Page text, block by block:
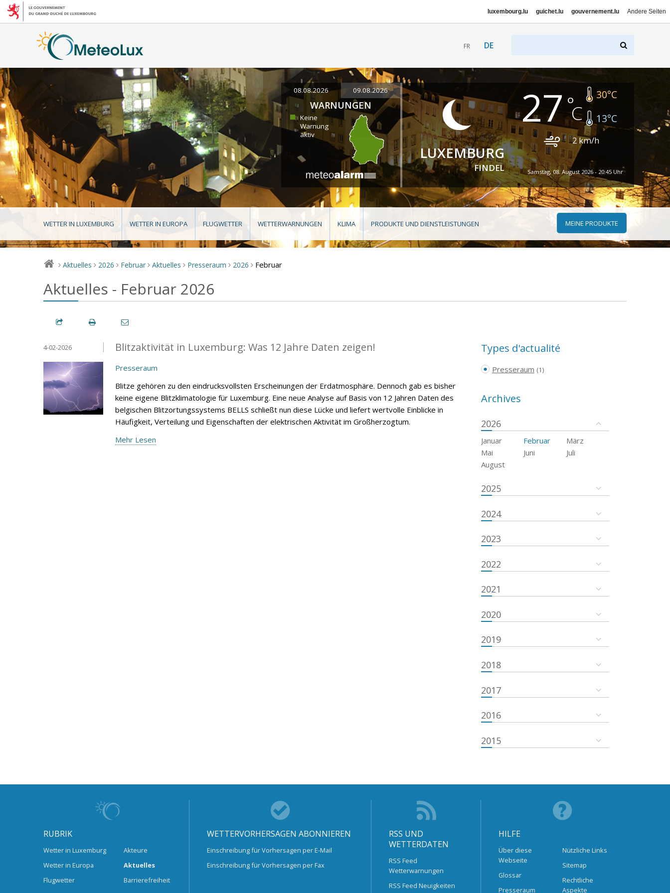
luxembourg.lu guichet.lu gouvernement.lu Andere Seiten
FR DE
08.08.2026 09.08.2026
WARNUNGEN
Keine
Warnung
aktiv
LUXEMBURG
FINDEL
27 30°C
13°C
2 km/h
Samstag, 08. August 2026 - 20:45 Uhr
WETTER IN LUXEMBURG WETTER IN EUROPA FLUGWETTER WETTERWARNUNGEN KLIMA PRODUKTE UND DIENSTLEISTUNGEN MEINE PRODUKTE
> Aktuelles > 2026 > Februar > Aktuelles > Presseraum > 2026 > Februar
Aktuelles - Februar 2026
Blitzaktivität in Luxemburg: Was 12 Jahre Daten zeigen!
4-02-2026
Presseraum
Blitze gehören zu den eindrucksvollsten Erscheinungen der Erdatmosphäre. Dennoch gab es bisher
keine eigene Blitzklimatologie für Luxemburg. Eine neue Analyse auf Basis von 12 Jahren Daten des
belgischen Blitzortungssystems BELLS schließt nun diese Lücke und liefert wertvolle Einblicke in
Häufigkeit, Verteilung und Eigenschaften der elektrischen Aktivität im Großherzogtum.
Mehr Lesen
Types d'actualité
Presseraum (1)
Archives
2026
Januar Februar
März
Mai
Juni
Juli
August
2025
2024
2023
2022
2021
2020
2019
2018
2017
2016
2015
RUBRIK
Wetter in Luxemburg
Wetter in Europa
Flugwetter
Akteure
Aktuelles
Barrierefreiheit
WETTERVORHERSAGEN ABONNIEREN
Einschreibung für Vorhersagen per E-Mail
Einschreibung für Vorhersagen per Fax
RSS UND
WETTERDATEN
RSS Feed
Wetterwarnungen
RSS Feed Neuigkeiten
HILFE
Über diese
Webseite
Glossar
Presseraum
Nützliche Links
Sitemap
Rechtliche
Aspekte